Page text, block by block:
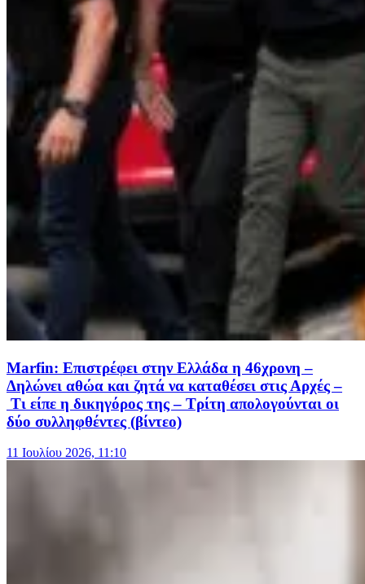
Marfin: Επιστρέφει στην Ελλάδα η 46χρονη –
Δηλώνει αθώα και ζητά να καταθέσει στις Αρχές –
Τι είπε η δικηγόρος της – Τρίτη απολογούνται οι
δύο συλληφθέντες (βίντεο)
11 Ιουλίου 2026, 11:10